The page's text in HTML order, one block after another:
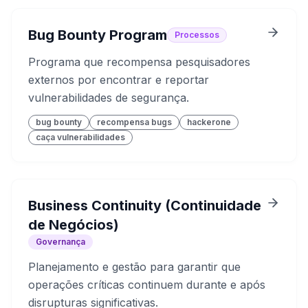
Bug Bounty Program Processos
Programa que recompensa pesquisadores
externos por encontrar e reportar
vulnerabilidades de segurança.
bug bounty recompensa bugs
hackerone
caça vulnerabilidades
Business Continuity (Continuidade
de Negócios)
Governança
Planejamento e gestão para garantir que
operações críticas continuem durante e após
disrupturas significativas.